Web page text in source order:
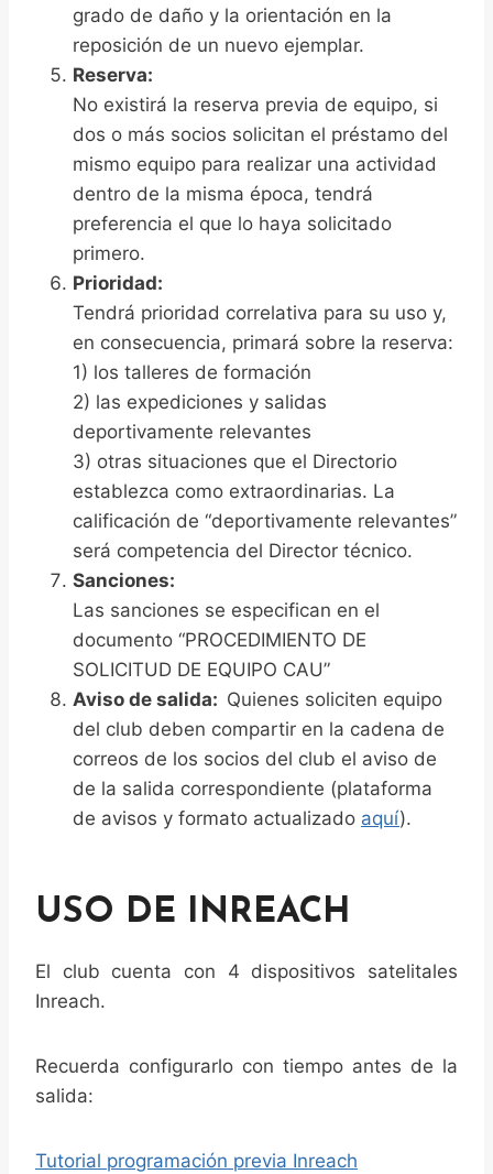
grado de daño y la orientación en la
reposición de un nuevo ejemplar.
Reserva:
No existirá la reserva previa de equipo, si
dos o más socios solicitan el préstamo del
mismo equipo para realizar una actividad
dentro de la misma época, tendrá
preferencia el que lo haya solicitado
primero.
Prioridad:
Tendrá prioridad correlativa para su uso y,
en consecuencia, primará sobre la reserva:
1) los talleres de formación
2) las expediciones y salidas
deportivamente relevantes
3) otras situaciones que el Directorio
establezca como extraordinarias. La
calificación de “deportivamente relevantes”
será competencia del Director técnico.
Sanciones:
Las sanciones se especifican en el
documento “PROCEDIMIENTO DE
SOLICITUD DE EQUIPO CAU”
Aviso de salida: Quienes soliciten equipo
del club deben compartir en la cadena de
correos de los socios del club el aviso de
de la salida correspondiente (plataforma
de avisos y formato actualizado aquí).
USO DE INREACH
El club cuenta con 4 dispositivos satelitales
Inreach.
Recuerda configurarlo con tiempo antes de la
salida:
Tutorial programación previa Inreach